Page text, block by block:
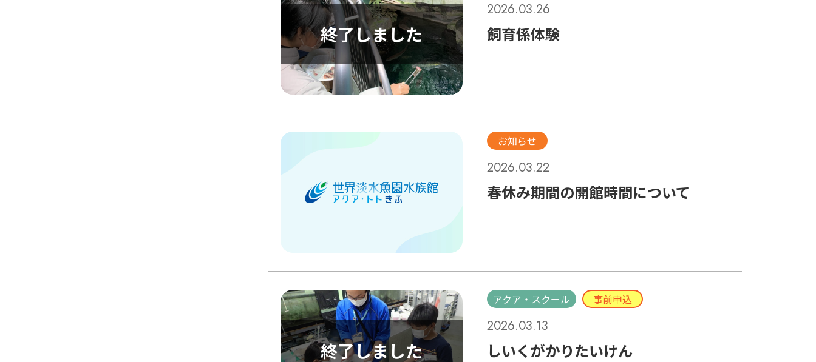
2026.03.26
飼育係体験
お知らせ
2026.03.22
春休み期間の開館時間について
アクア・スクール 事前申込
2026.03.13
しいくがかりたいけん